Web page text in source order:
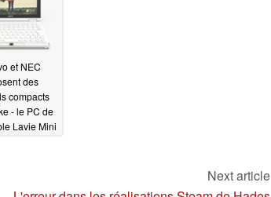
et NEC
des
compacts
- le PC de
Lavie Mini
Next article